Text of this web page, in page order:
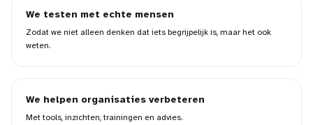
We testen met echte mensen
Zodat we niet alleen denken dat iets begrijpelijk is, maar het ook
weten.
We helpen organisaties verbeteren
Met tools, inzichten, trainingen en advies.